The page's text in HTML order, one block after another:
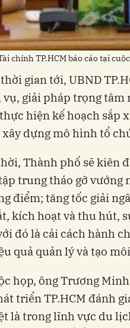
chính TP.HCM báo cáo tại
gian tới, UBND
vụ, giải pháp trọng
hiện kế hoạch sắp
xây dựng mô hình tổ
Thành phố sẽ kiên
trung tháo gỡ vướng
điểm; tăng tốc giải
kích hoạt và thu hút,
đó là cải cách hành
quả quản lý và tạo
họp, ông Trương
triển TP.HCM đánh
là trong lĩnh vực du